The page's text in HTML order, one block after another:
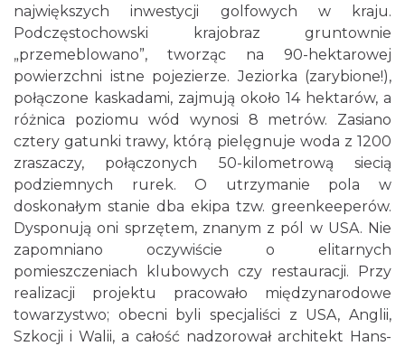
największych inwestycji golfowych w kraju.
Podczęstochowski krajobraz gruntownie
„przemeblowano”, tworząc na 90-hektarowej
powierzchni istne pojezierze. Jeziorka (zarybione!),
połączone kaskadami, zajmują około 14 hektarów, a
różnica poziomu wód wynosi 8 metrów. Zasiano
cztery gatunki trawy, którą pielęgnuje woda z 1200
zraszaczy, połączonych 50-kilometrową siecią
podziemnych rurek. O utrzymanie pola w
doskonałym stanie dba ekipa tzw. greenkeeperów.
Dysponują oni sprzętem, znanym z pól w USA. Nie
zapomniano oczywiście o elitarnych
pomieszczeniach klubowych czy restauracji. Przy
realizacji projektu pracowało międzynarodowe
towarzystwo; obecni byli specjaliści z USA, Anglii,
Szkocji i Walii, a całość nadzorował architekt Hans-